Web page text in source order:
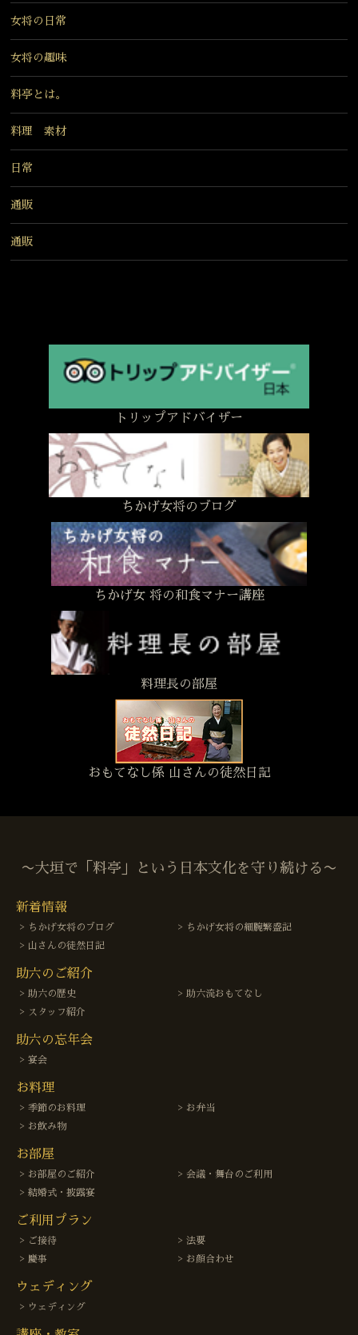
女将の日常
女将の趣味
料亭とは。
料理 素材
日常
通販
通販
トリップアドバイザー
ちかげ女将のブログ
ちかげ女 将の和食マナー講座
料理長の部屋
おもてなし係 山さんの徒然日記
〜大垣で「料亭」という日本文化を守り続ける〜
新着情報
ちかげ女将のブログ
ちかげ女将の細腕繁盛記
山さんの徒然日記
助六のご紹介
助六の歴史
助六流おもてなし
スタッフ紹介
助六の忘年会
宴会
お料理
季節のお料理
お弁当
お飲み物
お部屋
お部屋のご紹介
会議・舞台のご利用
結婚式・披露宴
ご利用プラン
ご接待
法要
慶事
お顔合わせ
ウェディング
ウェディング